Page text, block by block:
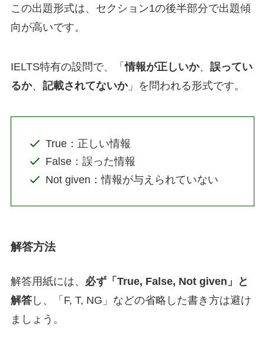
この出題形式は、セクション1の後半部分で出題傾
向が高いです。
IELTS特有の設問で、「情報が正しいか、 誤ってい
るか、 記載されてないか」を問われる形式です。
True：正しい情報
False：誤った情報
Not given：情報が与えられていない
解答方法
解答用紙には、 必ず「True, False, Not given」と
解答し、「F, T, NG」などの省略した書き方は避け
ましょう。